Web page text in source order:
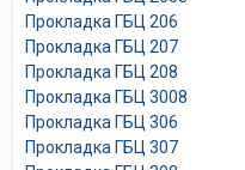
Прокладка ГБЦ 206
Прокладка ГБЦ 207
Прокладка ГБЦ 208
Прокладка ГБЦ 3008
Прокладка ГБЦ 306
Прокладка ГБЦ 307